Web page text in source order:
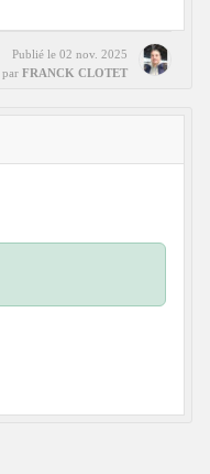
Publié le 02 nov. 2025
par FRANCK CLOTET